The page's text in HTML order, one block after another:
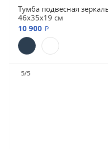
Тумба подвесная
46х35х19 см
10 900 ₽
5/5